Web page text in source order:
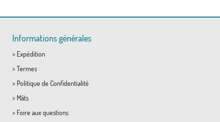
Informations générales
> Expédition
> Termes
> Politique de Confidentialité
> Mâts
> Foire aux questions